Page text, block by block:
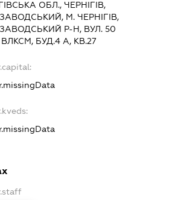
ОБЛ., ЧЕРНІГІВ,
М. ЧЕРНІГІВ,
Р-Н, ВУЛ. 50
ВЛКСМ, БУД.4 А, КВ.27